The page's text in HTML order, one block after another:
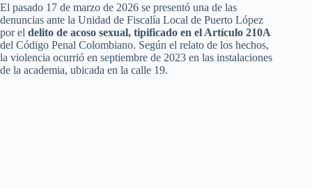
El pasado 17 de marzo de 2026 se presentó una de las
denuncias ante la Unidad de Fiscalía Local de Puerto López
por el delito de acoso sexual, tipificado en el Artículo 210A
del Código Penal Colombiano. Según el relato de los hechos,
la violencia ocurrió en septiembre de 2023 en las instalaciones
de la academia, ubicada en la calle 19.